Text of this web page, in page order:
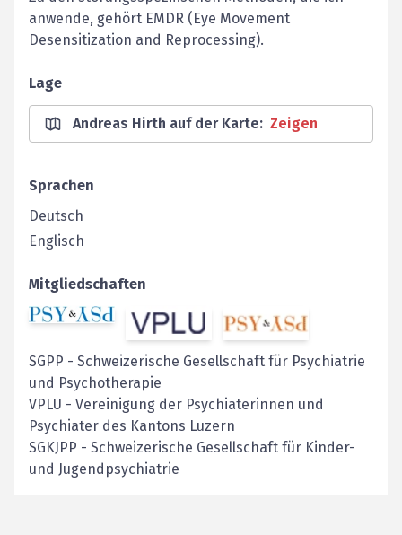
anwende, gehört EMDR (Eye Movement
Desensitization and Reprocessing).
Lage
Andreas Hirth auf der Karte: Zeigen
Sprachen
Deutsch
Englisch
Mitgliedschaften
SGPP - Schweizerische Gesellschaft für Psychiatrie
und Psychotherapie
VPLU - Vereinigung der Psychiaterinnen und
Psychiater des Kantons Luzern
SGKJPP - Schweizerische Gesellschaft für Kinder-
und Jugendpsychiatrie